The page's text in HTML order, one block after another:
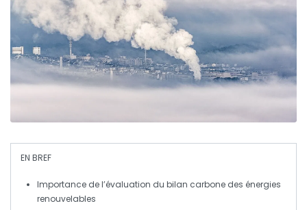
EN BREF
Importance de l’évaluation du bilan carbone des énergies
renouvelables